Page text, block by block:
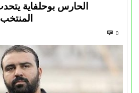
الحارس بوحلفاية
0